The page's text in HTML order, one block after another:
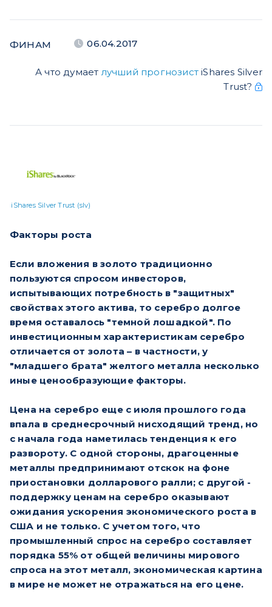
ФИНАМ 06.04.2017
А что думает лучший прогнозист iShares Silver
Trust?
iShares Silver Trust (slv)
Факторы роста
Если вложения в золото традиционно
пользуются спросом инвесторов,
испытывающих потребность в "защитных"
свойствах этого актива, то серебро долгое
время оставалось "темной лошадкой". По
инвестиционным характеристикам серебро
отличается от золота – в частности, у
"младшего брата" желтого металла несколько
иные ценообразующие факторы.
Цена на серебро еще с июля прошлого года
впала в среднесрочный нисходящий тренд, но
с начала года наметилась тенденция к его
развороту. С одной стороны, драгоценные
металлы предпринимают отскок на фоне
приостановки долларового ралли; с другой -
поддержку ценам на серебро оказывают
ожидания ускорения экономического роста в
США и не только. С учетом того, что
промышленный спрос на серебро составляет
порядка 55% от общей величины мирового
спроса на этот металл, экономическая картина
в мире не может не отражаться на его цене.